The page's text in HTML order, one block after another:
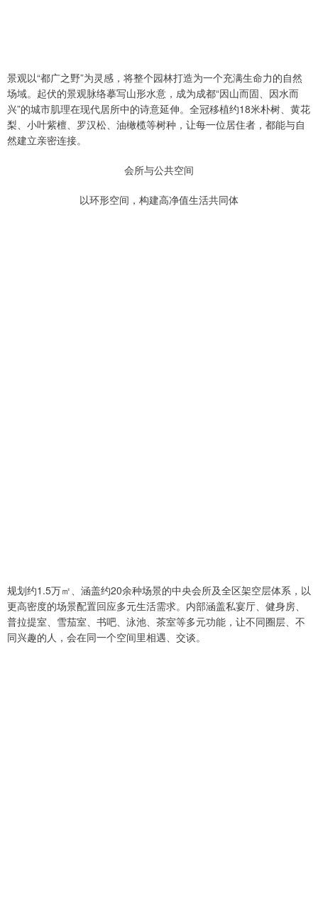
景观以“都广之野”为灵感，将整个园林打造为一个充满生命力的自然
场域。起伏的景观脉络摹写山形水意，成为成都“因山而固、因水而
兴”的城市肌理在现代居所中的诗意延伸。全冠移植约18米朴树、黄花
梨、小叶紫檀、罗汉松、油橄榄等树种，让每一位居住者，都能与自
然建立亲密连接。
会所与公共空间
以环形空间，构建高净值生活共同体
规划约1.5万㎡、涵盖约20余种场景的中央会所及全区架空层体系，以
更高密度的场景配置回应多元生活需求。内部涵盖私宴厅、健身房、
普拉提室、雪茄室、书吧、泳池、茶室等多元功能，让不同圈层、不
同兴趣的人，会在同一个空间里相遇、交谈。